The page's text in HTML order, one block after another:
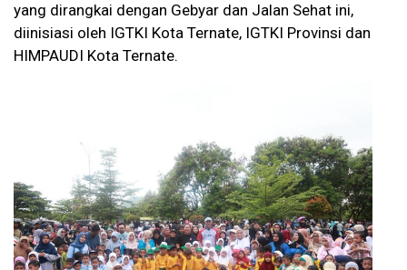
yang dirangkai dengan Gebyar dan Jalan Sehat ini,
diinisiasi oleh IGTKI Kota Ternate, IGTKI Provinsi dan
HIMPAUDI Kota Ternate.